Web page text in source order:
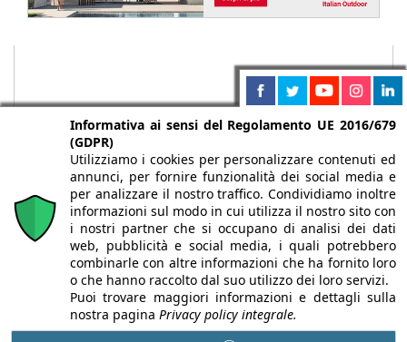
Chi siamo Autori Per la tua pubblicità
Iscriviti alla
newsletter
Informativa ai sensi del Regolamento UE 2016/679
(GDPR)
Utilizziamo i cookies per personalizzare contenuti ed
annunci, per fornire funzionalità dei social media e
per analizzare il nostro traffico. Condividiamo inoltre
informazioni sul modo in cui utilizza il nostro sito con
i nostri partner che si occupano di analisi dei dati
web, pubblicità e social media, i quali potrebbero
combinarle con altre informazioni che ha fornito loro
o che hanno raccolto dal suo utilizzo dei loro servizi.
Puoi trovare maggiori informazioni e dettagli sulla
nostra pagina Privacy policy integrale.